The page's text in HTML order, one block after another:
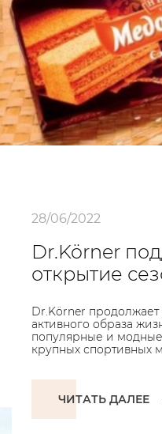
28/06/2022
Dr.Körner
открытие
Dr.Körner продолжает
активного образа
популярные и
крупных спортивных
ЧИТАТЬ ДАЛЕЕ